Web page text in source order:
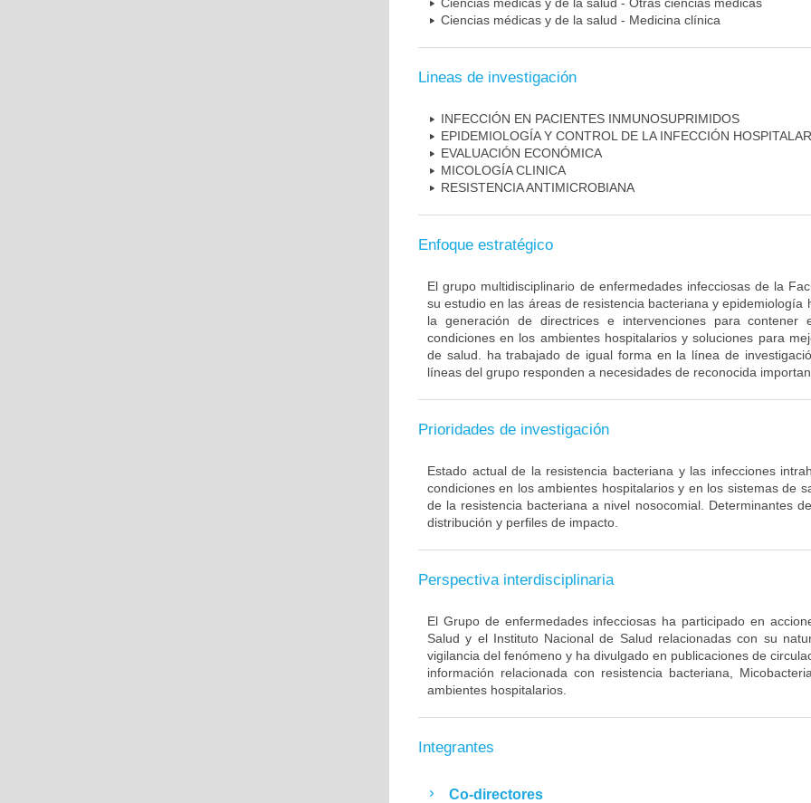
Ciencias médicas y de la salud - Medicina clínica
Lineas de investigación
INFECCIÓN EN PACIENTES INMUNOSUPRIMIDOS
EPIDEMIOLOGÍA Y CONTROL DE LA INFECCIÓN
EVALUACIÓN ECONÓMICA
MICOLOGÍA CLINICA
RESISTENCIA ANTIMICROBIANA
Enfoque estratégico
El grupo multidisciplinario de enfermedades infecciosas de la
su estudio en las áreas de resistencia bacteriana y epidemiología
la generación de directrices e intervenciones para contener
condiciones en los ambientes hospitalarios y soluciones para
de salud. ha trabajado de igual forma en la línea de
líneas del grupo responden a necesidades de reconocida
Prioridades de investigación
Estado actual de la resistencia bacteriana y las infecciones
condiciones en los ambientes hospitalarios y en los sistemas de
de la resistencia bacteriana a nivel nosocomial. Determinantes
distribución y perfiles de impacto.
Perspectiva interdisciplinaria
El Grupo de enfermedades infecciosas ha participado en
Salud y el Instituto Nacional de Salud relacionadas con su
vigilancia del fenómeno y ha divulgado en publicaciones de
información relacionada con resistencia bacteriana,
ambientes hospitalarios.
Integrantes
Co-directores